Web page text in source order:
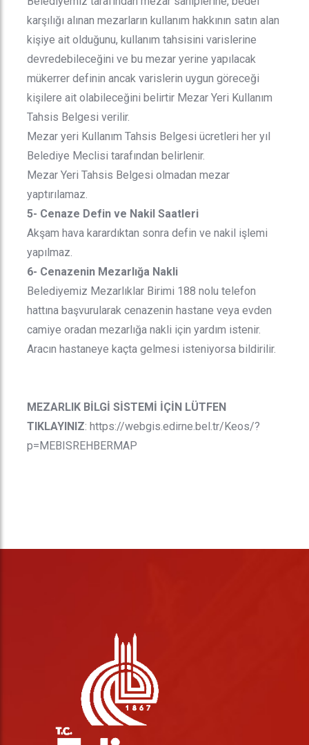
karşılığı alınan mezarların kullanım hakkının satın alan
kişiye ait olduğunu, kullanım tahsisini varislerine
devredebileceğini ve bu mezar yerine yapılacak
mükerrer definin ancak varislerin uygun göreceği
kişilere ait olabileceğini belirtir Mezar Yeri Kullanım
Tahsis Belgesi verilir.
Mezar yeri Kullanım Tahsis Belgesi ücretleri her yıl
Belediye Meclisi tarafından belirlenir.
Mezar Yeri Tahsis Belgesi olmadan mezar
yaptırılamaz.
5- Cenaze Defin ve Nakil Saatleri
Akşam hava karardıktan sonra defin ve nakil işlemi
yapılmaz.
6- Cenazenin Mezarlığa Nakli
Belediyemiz Mezarlıklar Birimi 188 nolu telefon
hattına başvurularak cenazenin hastane veya evden
camiye oradan mezarlığa nakli için yardım istenir.
Aracın hastaneye kaçta gelmesi isteniyorsa bildirilir.
MEZARLIK BİLGİ SİSTEMİ İÇİN LÜTFEN
TIKLAYINIZ: https://webgis.edirne.bel.tr/Keos/?
p=MEBISREHBERMAP